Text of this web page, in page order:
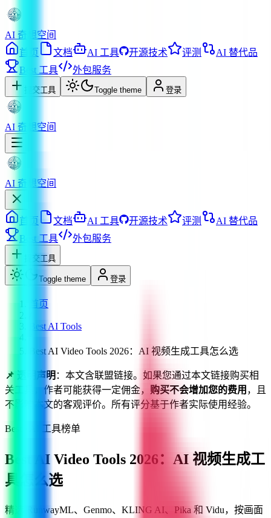
AI 奇想空间
首页
文档 AI 工具 开源技术 评测
AI 替代品
Best 工具
外包服务
提交工具 Toggle theme 登录
AI 奇想空间
AI 奇想空间
首页 文档 AI 工具 开源技术 评测
AI 替代品
Best 工具
外包服务
提交工具
Toggle theme 登录
首页
Best AI Tools
Best AI Video Tools 2026：AI 视频生成工具怎么选
📌 透明声明 ：本文含联盟链接。如果您通过本文链接购买相
关工具，作者可能获得一定佣金， 购买不会增加您的费用 ，且
不影响本文的客观评价。所有评分基于作者实际使用经验。
Best · AI 工具榜单
Best AI Video Tools 2026：AI 视频生成工
具怎么选
精选 RunwayML、Genmo、KLING AI、Pika 和 Vidu，按画面